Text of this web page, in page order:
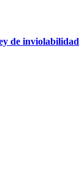
de inviolabilidad